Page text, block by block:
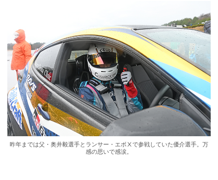
昨年までは父・奥井毅選手とランサー・エボⅩで参戦していた優介選手。万
感の思いで感涙。